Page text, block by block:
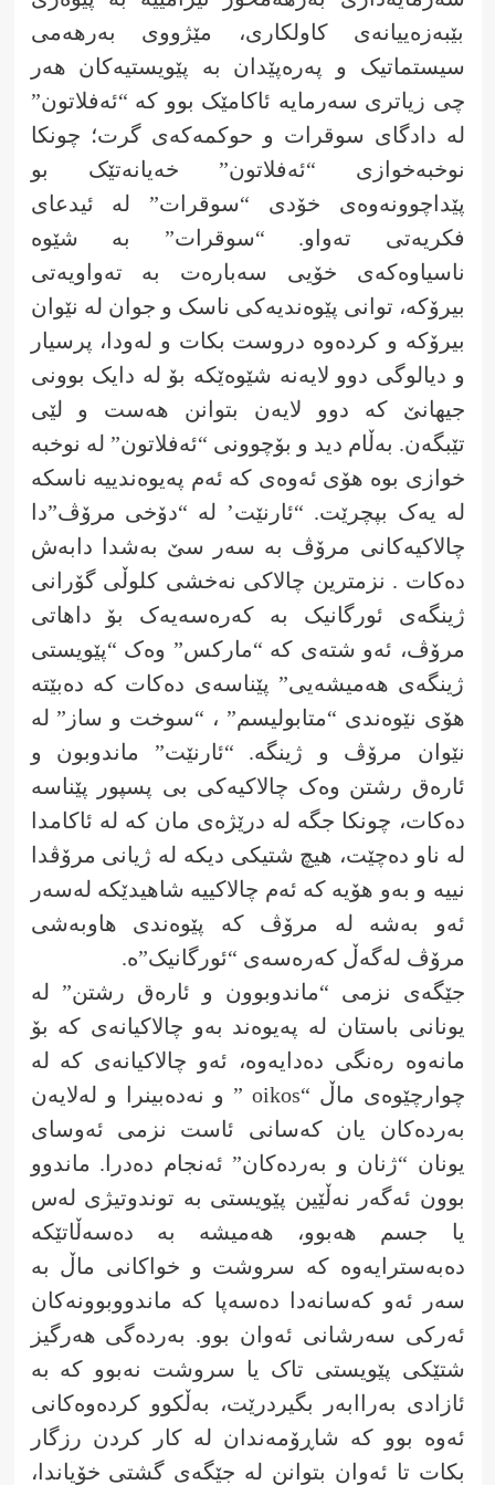
بێبەزەییانەی کاولکاری، مێژووی بەرهەمی
سیستماتیک و پەرەپێدان بە پێویستیەکان هەر
چی زیاتری سەرمایە ئاکامێک بوو کە “ئەفلاتون”
لە دادگای سوقرات و حوکمەکەی گرت؛ چونکا
نوخبەخوازی “ئەفلاتون” خەیانەتێک بو
پێداچوونەوەی خۆدی “سوقرات” لە ئیدعای
فکریەتی تەواو. “سوقرات” بە شێوە
ناسیاوەکەی خۆیی سەبارەت بە تەواویەتی
بیرۆکە، توانی پێوەندیەکی ناسک و جوان لە نێوان
بیرۆکە و کردەوە دروست بکات و لەودا، پرسیار
و دیالوگی دوو لایەنە شێوەێکە بۆ لە دایک بوونی
جیهانێ کە دوو لایەن بتوانن هەست و لێی
تێبگەن. بەڵام دید و بۆچوونی “ئەفلاتون” لە نوخبە
خوازی بوە هۆی ئەوەی کە ئەم پەیوەندییە ناسکە
لە یەک بپچرێت. “ئارنێت’ لە “دۆخی مرۆڤ”دا
چالاکیەکانی مرۆڤ بە سەر سێ بەشدا دابەش
دەکات . نزمترین چالاکی نەخشی کلوڵی گۆرانی
ژینگەی ئورگانیک بە کەرەسەیەک بۆ داهاتی
مرۆڤ، ئەو شتەی کە “مارکس” وەک “پێویستی
ژینگەی هەمیشەیی” پێناسەی دەکات کە دەبێتە
هۆی نێوەندی “متابولیسم” ، “سوخت و ساز” لە
نێوان مرۆڤ و ژینگە. “ئارنێت” ماندوبون و
ئارەق رشتن وەک چالاکیەکی بی پسپور پێناسە
دەکات، چونکا جگە لە درێژەی مان کە لە ئاکامدا
لە ناو دەچێت، هیچ شتیکی دیکە لە ژیانی مرۆڤدا
نییە و بەو هۆیە کە ئەم چالاکییە شاهیدێکە لەسەر
ئەو بەشە لە مرۆڤ کە پێوەندی هاوبەشی
مرۆڤ لەگەڵ کەرەسەی “ئورگانیک”ە.
جێگەی نزمی “ماندوبوون و ئارەق رشتن” لە
یونانی باستان لە پەیوەند بەو چالاکیانەی کە بۆ
مانەوە رەنگی دەدایەوە، ئەو چالاکیانەی کە لە
چوارچێوەی ماڵ “oikos ” و نەدەبینرا و لەلایەن
بەردەکان یان کەسانی ئاست نزمی ئەوسای
یونان “ژنان و بەردەکان” ئەنجام دەدرا. ماندوو
بوون ئەگەر نەڵێین پێویستی بە توندوتیژی لەس
یا جسم هەبوو، هەمیشە بە دەسەڵاتێکە
دەبەسترایەوە کە سروشت و خواکانی ماڵ بە
سەر ئەو کەسانەدا دەسەپا کە ماندووبوونەکان
ئەرکی سەرشانی ئەوان بوو. بەردەگی هەرگیز
شتێکی پێویستی تاک یا سروشت نەبوو کە بە
ئازادی بەراابەر بگیردرێت، بەڵکوو کردەوەکانی
ئەوە بوو کە شاڕۆمەندان لە کار کردن رزگار
بکات تا ئەوان بتوانن لە جێگەی گشتی خۆیاندا،